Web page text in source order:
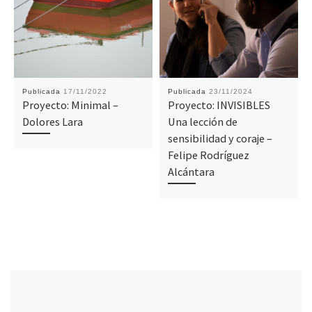
Publicada 17/11/2022
Proyecto: Minimal –
Dolores Lara
Publicada 23/11/2024
Proyecto: INVISIBLES
Una lección de
sensibilidad y coraje –
Felipe Rodríguez
Alcántara